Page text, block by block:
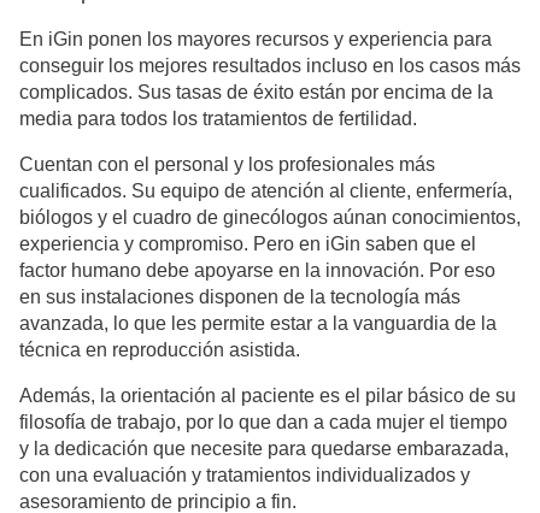
En iGin ponen los mayores recursos y experiencia para
conseguir los mejores resultados incluso en los casos más
complicados. Sus tasas de éxito están por encima de la
media para todos los tratamientos de fertilidad.
Cuentan con el personal y los profesionales más
cualificados. Su equipo de atención al cliente, enfermería,
biólogos y el cuadro de ginecólogos aúnan conocimientos,
experiencia y compromiso. Pero en iGin saben que el
factor humano debe apoyarse en la innovación. Por eso
en sus instalaciones disponen de la tecnología más
avanzada, lo que les permite estar a la vanguardia de la
técnica en reproducción asistida.
Además, la orientación al paciente es el pilar básico de su
filosofía de trabajo, por lo que dan a cada mujer el tiempo
y la dedicación que necesite para quedarse embarazada,
con una evaluación y tratamientos individualizados y
asesoramiento de principio a fin.